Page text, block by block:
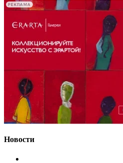
РЕКЛАМА
Новости